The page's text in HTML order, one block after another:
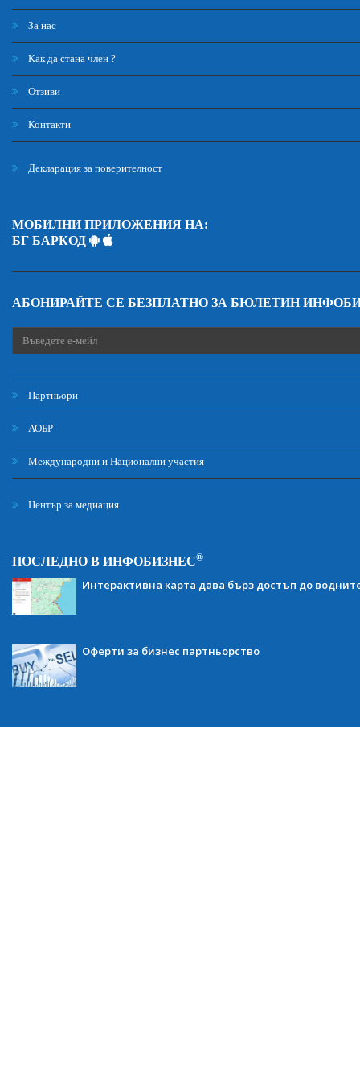
За нас
Как да стана член ?
Отзиви
Контакти
Декларация за поверителност
МОБИЛНИ ПРИЛОЖЕНИЯ НА:
БГ БАРКОД
АБОНИРАЙТЕ СЕ БЕЗПЛАТНО ЗА БЮЛЕТИН
Партньори
АОБР
Международни и Национални участия
Център за медиация
ПОСЛЕДНО В ИНФОБИЗНЕС®
Интерактивна карта дава бърз достъп до
Оферти за бизнес партньорство